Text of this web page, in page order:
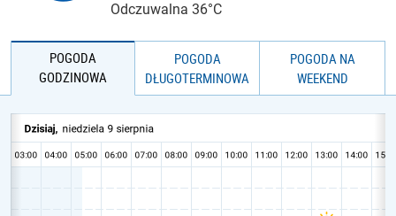
Odczuwalna 36°C
POGODA
GODZINOWA
POGODA
DŁUGOTERMINOWA
POGODA NA
WEEKEND